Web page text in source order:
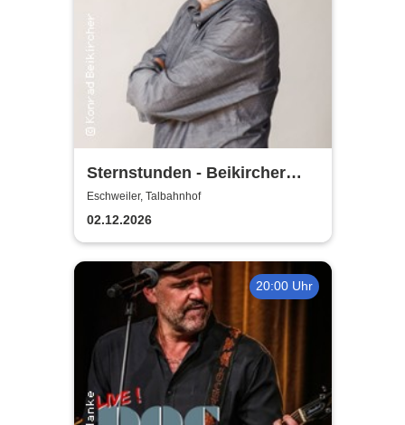
Sternstunden - Beikircher
und seine
Dezembergeschichten
Eschweiler, Talbahnhof
02.12.2026
20:00 Uhr